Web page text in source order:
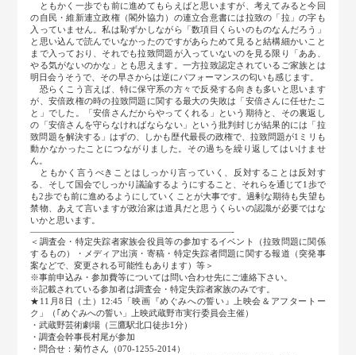
ともかく一歩でも前に進めてもらえばと思いますが、考えてみると今回
の自民・維新連立政権（閣外協力）の連立合意書には拉致の「拉」の字も
入っていません。私は恥ずかしながら「数項目くらいのものなんだろう」
と思い込んで読んでいなかったのですがあらためて見ると結構細かいこと
まで入っており、それでも拉致問題が入っていないのを見る限り「ああ、
やる気がないのかな」とも思えます。一方拉致認定されているご家族とは
明日会うそうで、その早さからは逆にパフォーマンスの匂いも感じます。
恐らくこう言えば、特に保守系の方々で反発する向きも多いと思います
が、安倍政権の時の拉致問題に関する最大の失敗は「安倍さんに任せたこ
と」でした。「安倍さんだからやってくれる」という期待と、その裏返し
の「安倍さんを守らなければならない」という批判封じが結果的には「拉
致問題を解決する」はずの、しかも歴代最長の政権で、拉致問題が1ミリも
動かなかったことにつながりました。その過ちを繰り返してはいけませ
ん。
ともかく言うべきことはしっかり言っていく、反対することは反対す
る、そして国会でしっかり議論するようにすること、それらを通じて1歩で
も2歩でも前に進めるようにしていくことが大事です。過剰な期待も失望も
禁物、あえて言いますが政治家は道具だと思うくらいの認識が必要ではな
いかと思います。
―――――――――――――――――――――――-
＜調査会・特定失踪者家族会役員等の参加するイベント（拉致問題に関係
するもの）・メディア出演・寄稿・特定失踪者問題に関する報道（突発事
案などで、変更される可能性もあります）等＞
※事前申込み・参加費等については問い合わせ先にご連絡下さい。
※記載されている参加者は調査会・特定失踪者家族のみです。
★11月8日（土）12:45「映画『めぐみへの誓い』上映会＆アフタートー
ク」（｢めぐみへの誓い」上映武蔵野市実行委員会主催）
・武蔵野芸術劇場（三鷹駅北口徒歩1分）
・調査会幹事長村尾が参加
・問合せ：菊竹さん（070-1255-2014）